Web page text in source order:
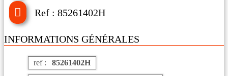
Ref : 85261402H
INFORMATIONS GÉNÉRALES
ref : 85261402H